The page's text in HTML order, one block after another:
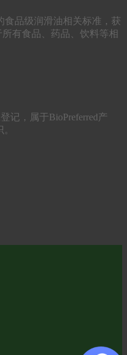
食品级润滑油相关标准，获
有食品、药品、饮料等相
记，属于BioPreferred产